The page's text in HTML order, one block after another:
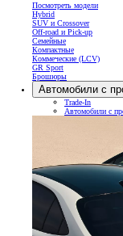
Посмотреть модели
Hybrid
SUV и Crossover
Off-road и Pick-up
Семейные
Компактные
Коммеческие (LCV)
GR Sport
Брошюры
Автомобили с
Trade-In
Автомобили с